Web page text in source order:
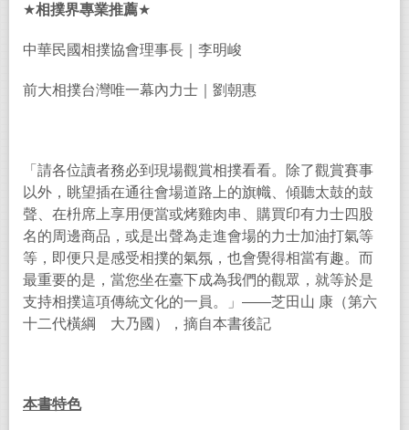
★相撲界專業推薦★
中華民國相撲協會理事長｜李明峻
前大相撲台灣唯一幕內力士｜劉朝惠
「請各位讀者務必到現場觀賞相撲看看。除了觀賞賽事
以外，眺望插在通往會場道路上的旗幟、傾聽太鼓的鼓
聲、在枡席上享用便當或烤雞肉串、購買印有力士四股
名的周邊商品，或是出聲為走進會場的力士加油打氣等
等，即便只是感受相撲的氣氛，也會覺得相當有趣。而
最重要的是，當您坐在臺下成為我們的觀眾，就等於是
支持相撲這項傳統文化的一員。」——芝田山 康（第六
十二代橫綱 大乃國），摘自本書後記
本書特色